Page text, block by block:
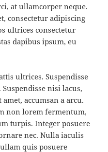
at ullamcorper neque.
consectetur adipiscing
ultrices consectetur
dapibus ipsum, eu
ultrices. Suspendisse
nisi lacus,
accumsan a arcu.
non lorem fermentum,
turpis. Integer posuere
nec. Nulla iaculis
quis posuere